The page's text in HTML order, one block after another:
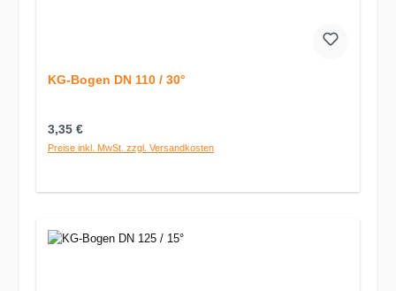
KG-Bogen DN 110 / 30°
Regulärer Preis:
3,35 €
Preise inkl. MwSt. zzgl. Versandkosten